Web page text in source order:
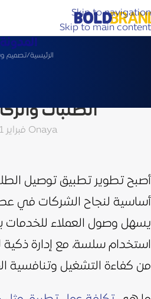
Skip to navigation
Skip to main content
المدونة
الرئيسية تصميم
الطلبات والركاب
ayaOn فبراير 11, 2026
أصبح تطوير تطبيق توصيل
أساسية لنجاح الشركات في
يسهل وصول العملاء للخدمات
استخدام سلسة، مع إدارة ذكية
من كفاءة التشغيل وتنافسية